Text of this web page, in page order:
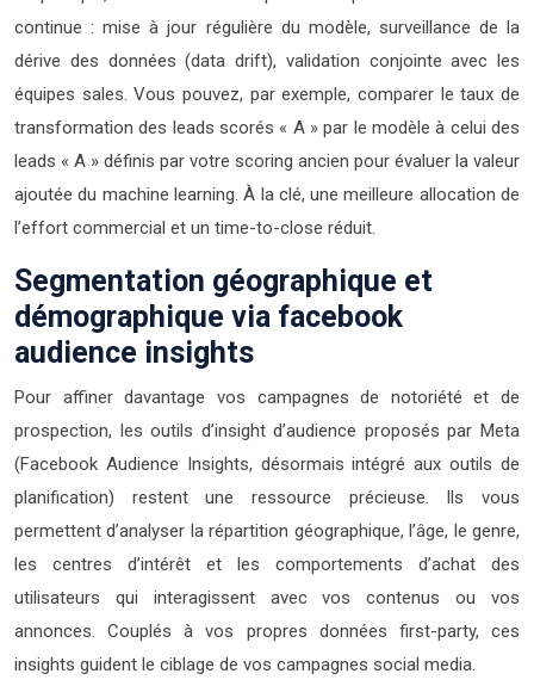
continue : mise à jour régulière du modèle, surveillance de la
dérive des données (data drift), validation conjointe avec les
équipes sales. Vous pouvez, par exemple, comparer le taux de
transformation des leads scorés « A » par le modèle à celui des
leads « A » définis par votre scoring ancien pour évaluer la valeur
ajoutée du machine learning. À la clé, une meilleure allocation de
l’effort commercial et un time-to-close réduit.
Segmentation géographique et
démographique via facebook
audience insights
Pour affiner davantage vos campagnes de notoriété et de
prospection, les outils d’insight d’audience proposés par Meta
(Facebook Audience Insights, désormais intégré aux outils de
planification) restent une ressource précieuse. Ils vous
permettent d’analyser la répartition géographique, l’âge, le genre,
les centres d’intérêt et les comportements d’achat des
utilisateurs qui interagissent avec vos contenus ou vos
annonces. Couplés à vos propres données first-party, ces
insights guident le ciblage de vos campagnes social media.